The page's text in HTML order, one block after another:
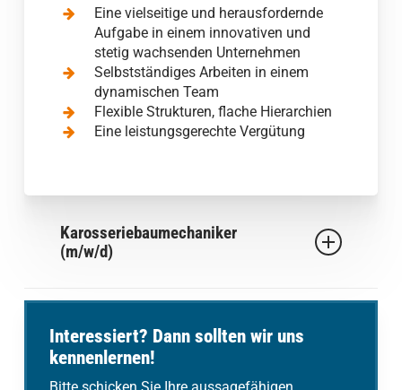
Eine vielseitige und herausfordernde
Aufgabe in einem innovativen und
stetig wachsenden Unternehmen
Selbstständiges Arbeiten in einem
dynamischen Team
Flexible Strukturen, flache Hierarchien
Eine leistungsgerechte Vergütung
Karosseriebaumechaniker
(m/w/d)
Das wären Ihre Aufgaben:
Sie erledigen Karosserie-
Instandsetzungsarbeiten an
Aufbauten, Fahrgestellen und
Interessiert? Dann sollten wir uns
kennenlernen!
Bitte schicken Sie Ihre aussagefähigen